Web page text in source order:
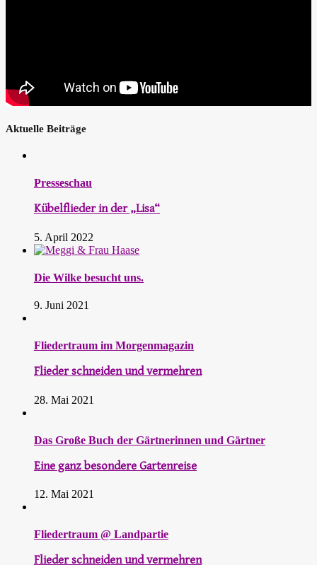
Aktuelle Beiträge
Presseschau
Kübelflieder in der „Lisa“
5. April 2022
Die Wilke besucht uns.
9. Juni 2021
Fliedertraum im Morgenmagazin
Flieder schneiden und vermehren
28. Mai 2021
Das Große Buch der Gärtnerinnen und Gärtner
Eine ganz besondere Gartenreise
12. Mai 2021
Fliedertraum @ Landpartie
Flieder schneiden und vermehren